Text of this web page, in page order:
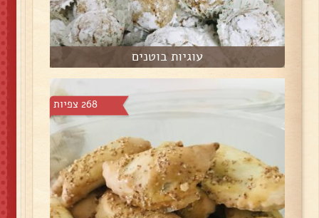
עוגיות בוטנים
268 צפיות